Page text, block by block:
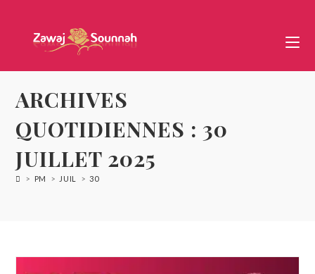
ARCHIVES
QUOTIDIENNES : 30
JUILLET 2025
> PM > JUIL > 30